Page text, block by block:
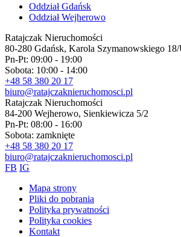
OddziałGdańsk
OddziałWejherowo
Ratajczak Nieruchomości
80-280 Gdańsk, Karola Szymanowskiego 18/
Pn-Pt: 09:00 - 19:00
Sobota: 10:00 - 14:00
+48 58 380 20 17
biuro@ratajczaknieruchomosci.pl
Ratajczak Nieruchomości
84-200 Wejherowo, Sienkiewicza 5/2
Pn-Pt: 08:00 - 16:00
Sobota: zamknięte
+48 58 380 20 17
biuro@ratajczaknieruchomosci.pl
FB IG
Mapa strony
Pliki do pobrania
Polityka prywatności
Polityka cookies
Kontakt